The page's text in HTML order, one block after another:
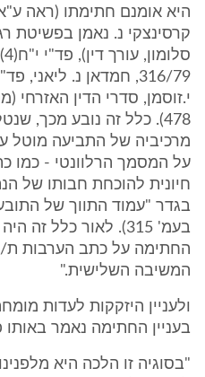
קרסינצקי נ. נאמן בפשיטת
478). כלל זה נובע מכך,
מרכיביה של התביעה מוטל
על המסמך הרלוונטי - כמו
חיונית להוכחת חבותו של
בעמ' 315). לאור כלל
המשיבה השלישית."
ולעניין היזקקות לעדות
בעניין החתימה נאמר
"בסוגיה זו הלכה היא